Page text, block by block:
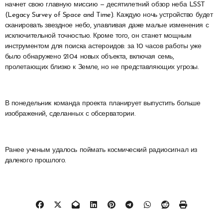
начнет свою главную миссию — десятилетний обзор неба LSST
(Legacy Survey of Space and Time). Каждую ночь устройство будет
сканировать звездное небо, улавливая даже малые изменения с
исключительной точностью. Кроме того, он станет мощным
инструментом для поиска астероидов: за 10 часов работы уже
было обнаружено 2104 новых объекта, включая семь,
пролетающих близко к Земле, но не представляющих угрозы.
В понедельник команда проекта планирует выпустить больше
изображений, сделанных с обсерватории.
Ранее ученым удалось поймать космический радиосигнал из
далекого прошлого.